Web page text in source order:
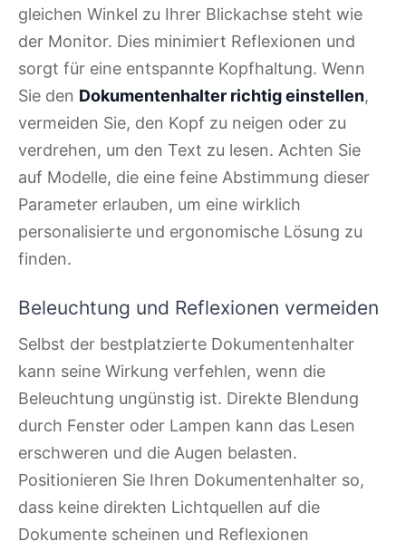
gleichen Winkel zu Ihrer Blickachse steht wie
der Monitor. Dies minimiert Reflexionen und
sorgt für eine entspannte Kopfhaltung. Wenn
Sie den Dokumentenhalter richtig einstellen,
vermeiden Sie, den Kopf zu neigen oder zu
verdrehen, um den Text zu lesen. Achten Sie
auf Modelle, die eine feine Abstimmung dieser
Parameter erlauben, um eine wirklich
personalisierte und ergonomische Lösung zu
finden.
Beleuchtung und Reflexionen vermeiden
Selbst der bestplatzierte Dokumentenhalter
kann seine Wirkung verfehlen, wenn die
Beleuchtung ungünstig ist. Direkte Blendung
durch Fenster oder Lampen kann das Lesen
erschweren und die Augen belasten.
Positionieren Sie Ihren Dokumentenhalter so,
dass keine direkten Lichtquellen auf die
Dokumente scheinen und Reflexionen